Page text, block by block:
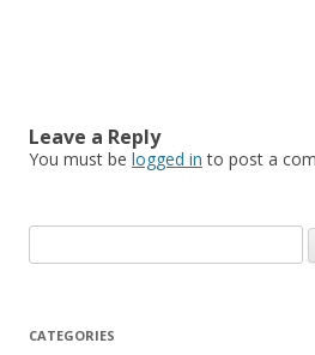
Leave a Reply
You must be logged in to post a
for:
CATEGORIES